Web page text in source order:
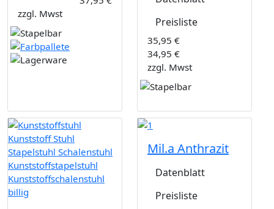
zzgl. Mwst
Preisliste
35,95 €
34,95 €
zzgl. Mwst
Mil.a Anthrazit
Datenblatt
Preisliste